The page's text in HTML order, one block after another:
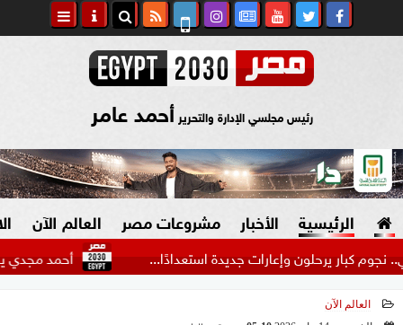
رئيس مجلسي الإدارة والتحرير أحمد عامر
الرئيسية الأخبار
السياسة
مشروعات مصر
صنع في مصر
العالم الآن
أحمد مجدي يكشف يرحلون وإعارات جديدة استعدادًا...
العالم الآن